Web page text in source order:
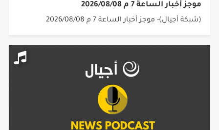
موجز أخبار الساعة 7 م 2026/08/08
(شبكة أجيال)- موجز أخبار الساعة 7 م 2026/08/08